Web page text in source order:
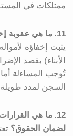
ممتلكات في
11. ما هي عقوبة إخفاء الأموال للتهرب من الدائنين؟
يثبت إخفاؤه
الأبناء) بقصد
تُوجب المساءلة
السجن لمدد
12. ما هي
لضمان الحقوق؟